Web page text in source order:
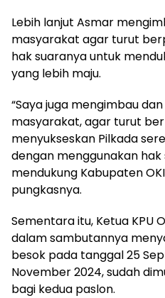
Lebih lanjut Asmar
masyarakat agar turut
hak suaranya untuk
yang lebih maju.
“Saya juga mengimbau
masyarakat, agar turut
menyukseskan Pilkada
dengan menggunakan
mendukung Kabupaten
pungkasnya.
Sementara itu, Ketua KPU
dalam sambutannya
besok pada tanggal 25
November 2024, sudah
bagi kedua paslon.